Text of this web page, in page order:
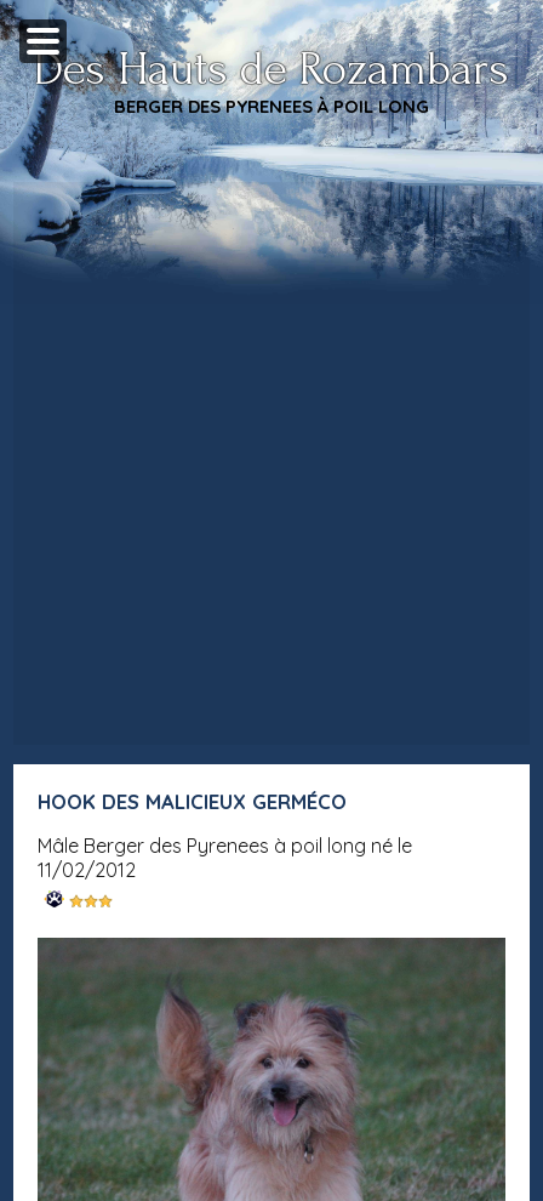
Des Hauts de Rozambars
BERGER DES PYRENEES À POIL LONG
HOOK DES MALICIEUX GERMÉCO
mâle Berger des Pyrenees à poil long né le
11/02/2012